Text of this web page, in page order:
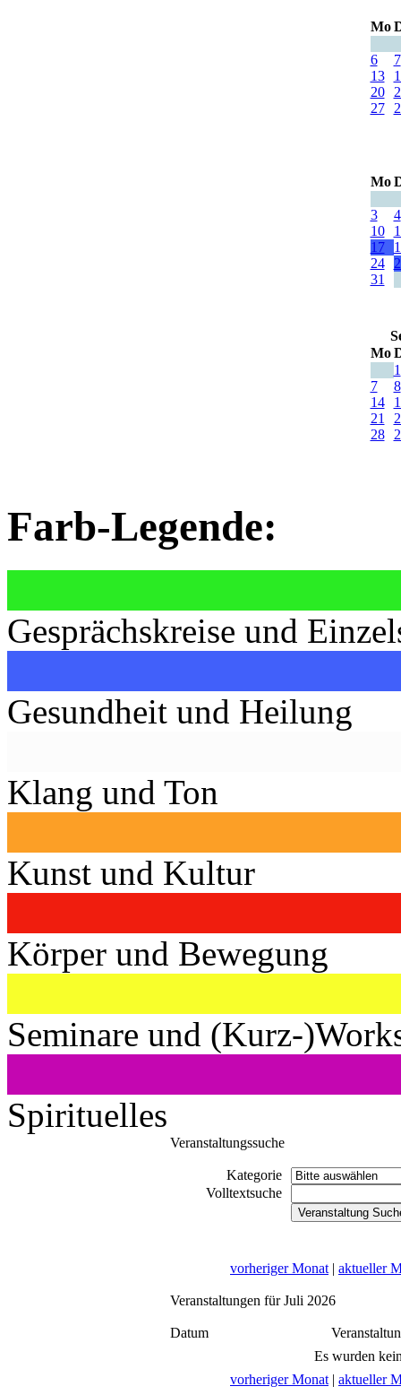
Mo
6
7
13
20
27
Mo
3
4
10
17
24
31
Mo
1
7
8
14
21
28
Farb-Legende:
Gesprächskreise und
Gesundheit und Heilung
Klang und Ton
Kunst und Kultur
Körper und Bewegung
Seminare und (Kurz-
Spirituelles
Veranstaltungssuche
Kategorie
Volltextsuche
vorheriger Monat | aktueller
Veranstaltungen für Juli 2026
Datum
Es wurden
vorheriger Monat | aktueller